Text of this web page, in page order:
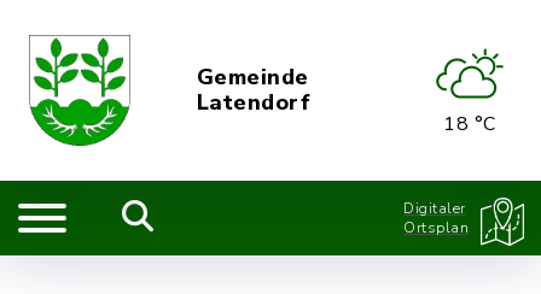
Gemeinde
Latendorf
18 °C
Digitaler
Ortsplan